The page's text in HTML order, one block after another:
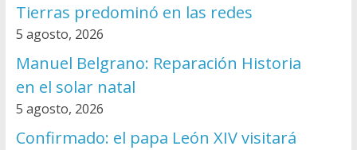
Tierras predominó en las redes
5 agosto, 2026
Manuel Belgrano: Reparación Historia
en el solar natal
5 agosto, 2026
Confirmado: el papa León XIV visitará